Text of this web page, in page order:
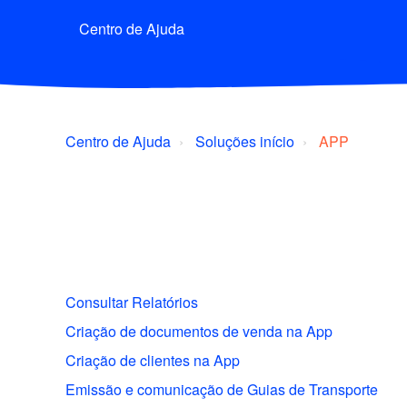
Centro de Ajuda
Centro de Ajuda Soluções início APP
Consultar Relatórios
Criação de documentos de venda na App
Criação de clientes na App
Emissão e comunicação de Guias de Transporte